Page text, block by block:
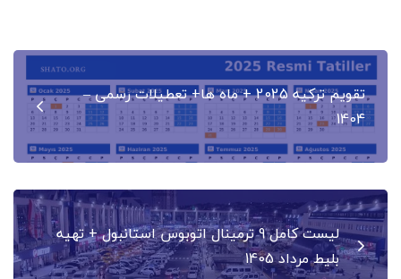
راهبری
نوشتهتقویم ترکیه 2025 + ماه ها+ تعطیلات رسمی –
1404
لیست کامل 9 ترمینال اتوبوس استانبول + تهیه
بلیط مرداد 1405